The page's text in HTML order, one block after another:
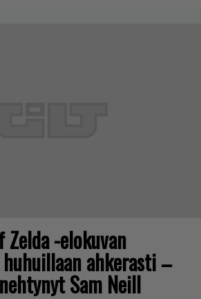
Zelda -elokuvan
ahkerasti –
Sam Neill